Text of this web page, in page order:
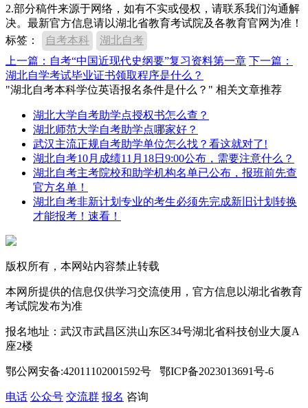
2.部分稿件来源于网络，如有不实或侵权，请联系我们沟通解
决。最新官方信息请以湖北省教育考试院及各教育官网为准！
标签：
自考本科
湖北自考
上一篇：自考“中国近现代史纲要”复习资料第一章 下一篇：
湖北自学考试毕业证书领取程序是什么？
"湖北自考本科学位英语报名条件是什么？" 相关文章推荐
湖北大学自考助学点授权书怎么查？
湖北师范大学自考助学点哪家好？
武汉主流正规自考助学单位怎么找？看这就对了!
湖北自考10月成绩11月18日9:00公布，需要注意什么？
湖北自考主考院校和助学机构名单已公布，报班前先查
官方名单！
湖北自考非新计划专业的考生必须先完成新旧计划转换
才能报考！速看！
版权所有，本网站内容禁止转载
本网所提供的信息仅供学习交流使用，官方信息以湖北省教育
考试院发布为准
报名地址：武汉市武昌区洪山东区34号湖北省科技创业大厦A
座2楼
鄂公网安备:42011102001592号 鄂ICP备2023013691号-6
电话 公众号 交流群 报名 咨询